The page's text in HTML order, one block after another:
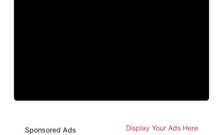
Sponsored Ads Display Your Ads Here